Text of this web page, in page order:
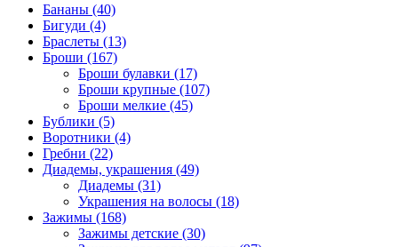
Бананы (40)
Бигуди (4)
Браслеты (13)
Броши (167)
Броши булавки (17)
Броши крупные (107)
Броши мелкие (45)
Бублики (5)
Воротники (4)
Гребни (22)
Диадемы, украшения (49)
Диадемы (31)
Украшения на волосы (18)
Зажимы (168)
Зажимы детские (30)